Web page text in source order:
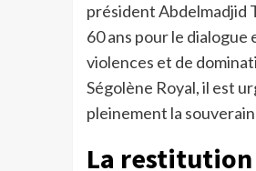
président Abdelmadjid
60 ans pour le dialogue
violences et de
Ségolène Royal, il est
pleinement la
La restitution